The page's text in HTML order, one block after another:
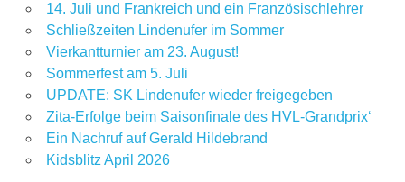
14. Juli und Frankreich und ein Französischlehrer
Schließzeiten Lindenufer im Sommer
Vierkantturnier am 23. August!
Sommerfest am 5. Juli
UPDATE: SK Lindenufer wieder freigegeben
Zita-Erfolge beim Saisonfinale des HVL-Grandprix‘
Ein Nachruf auf Gerald Hildebrand
Kidsblitz April 2026